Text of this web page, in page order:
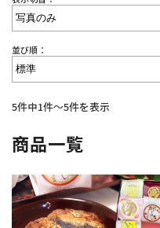
並び順：
5件中1件～5件を表示
商品一覧